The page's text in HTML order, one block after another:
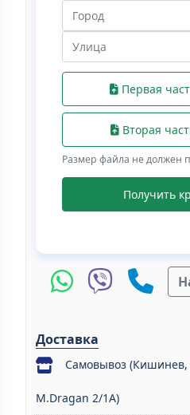
Первая
Вторая
Размер файла не должен
Получить
Доставка
Самовывоз (Кишинев,
M.Dragan 2/1A)